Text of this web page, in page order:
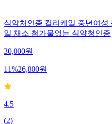
식약처인증 컬리케일 중년여성
일 채소 첨가물없는 식약청인증
30,000원
11%26,800원
4.5
(2)